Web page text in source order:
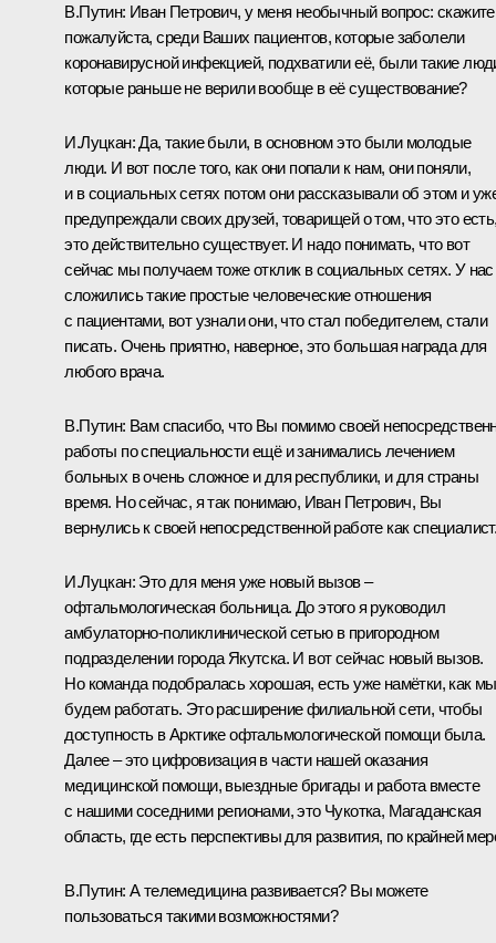
В.Путин: Иван Петрович, у меня необычный вопрос:
пожалуйста, среди Ваших пациентов, которые заболели
коронавирусной инфекцией, подхватили её, были такие
которые раньше не верили вообще в её существование?
И.Луцкан: Да, такие были, в основном это были молодые
люди. И вот после того, как они попали к нам, они поняли,
и в социальных сетях потом они рассказывали об этом и
предупреждали своих друзей, товарищей о том, что это
это действительно существует. И надо понимать, что вот
сейчас мы получаем тоже отклик в социальных сетях. У нас
сложились такие простые человеческие отношения
с пациентами, вот узнали они, что стал победителем, стали
писать. Очень приятно, наверное, это большая награда для
любого врача.
В.Путин: Вам спасибо, что Вы помимо своей
работы по специальности ещё и занимались лечением
больных в очень сложное и для республики, и для страны
время. Но сейчас, я так понимаю, Иван Петрович, Вы
вернулись к своей непосредственной работе как
И.Луцкан: Это для меня уже новый вызов –
офтальмологическая больница. До этого я руководил
амбулаторно-поликлинической сетью в пригородном
подразделении города Якутска. И вот сейчас новый вызов.
Но команда подобралась хорошая, есть уже намётки, как мы
будем работать. Это расширение филиальной сети, чтобы
доступность в Арктике офтальмологической помощи была.
Далее – это цифровизация в части нашей оказания
медицинской помощи, выездные бригады и работа вместе
с нашими соседними регионами, это Чукотка, Магаданская
область, где есть перспективы для развития, по крайней
В.Путин: А телемедицина развивается? Вы можете
пользоваться такими возможностями?